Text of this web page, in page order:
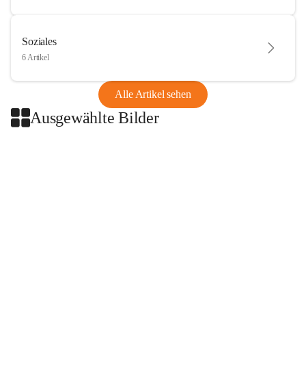
Soziales
6 Artikel
Alle Artikel sehen
Ausgewählte Bilder